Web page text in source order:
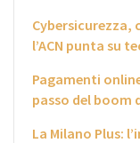
Cybersicurezza,
l’ACN punta su
Pagamenti
passo del boom
La Milano Plus: